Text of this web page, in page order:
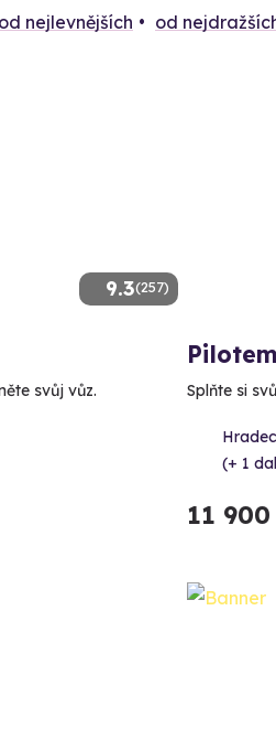
od nejlevnějších od
9.3(257)
svůj vůz. Splňte si
(+ 1
11